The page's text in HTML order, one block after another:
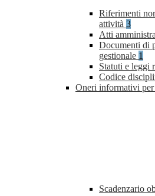
Riferimenti
attività 3
Atti
Documenti di
gestionale 1
Statuti e leggi
Codice
Oneri informativi
Scadenzario